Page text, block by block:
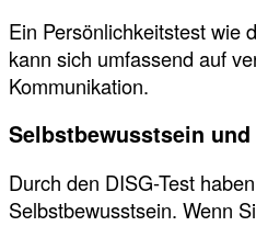
Ein Persönlichkeitstest wie
kann sich umfassend auf
Kommunikation.
Selbstbewusstsein
Durch den DISG-Test
Selbstbewusstsein. Wenn